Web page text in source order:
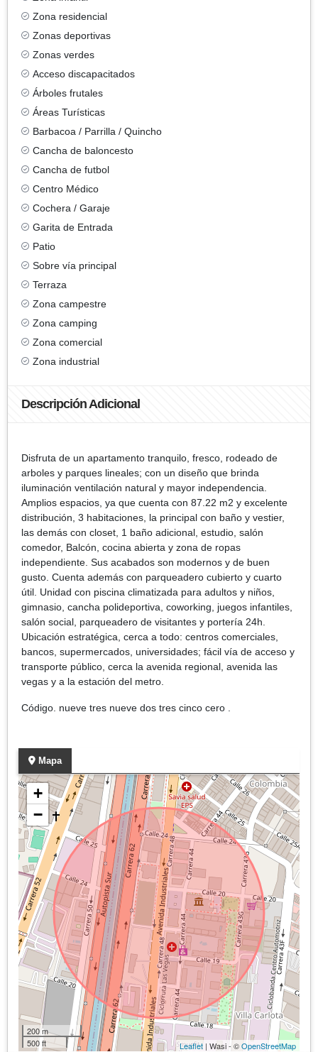
Zona residencial
Zonas deportivas
Zonas verdes
Acceso discapacitados
Árboles frutales
Áreas Turísticas
Barbacoa / Parrilla / Quincho
Cancha de baloncesto
Cancha de futbol
Centro Médico
Cochera / Garaje
Garita de Entrada
Patio
Sobre vía principal
Terraza
Zona campestre
Zona camping
Zona comercial
Zona industrial
Descripción Adicional
Disfruta de un apartamento tranquilo, fresco, rodeado de
arboles y parques lineales; con un diseño que brinda
iluminación ventilación natural y mayor independencia.
Amplios espacios, ya que cuenta con 87.22 m2 y excelente
distribución, 3 habitaciones, la principal con baño y vestier,
las demás con closet, 1 baño adicional, estudio, salón
comedor, Balcón, cocina abierta y zona de ropas
independiente. Sus acabados son modernos y de buen
gusto. Cuenta además con parqueadero cubierto y cuarto
útil. Unidad con piscina climatizada para adultos y niños,
gimnasio, cancha polideportiva, coworking, juegos infantiles,
salón social, parqueadero de visitantes y portería 24h.
Ubicación estratégica, cerca a todo: centros comerciales,
bancos, supermercados, universidades; fácil vía de acceso y
transporte público, cerca la avenida regional, avenida las
vegas y a la estación del metro.
Código. nueve tres nueve dos tres cinco cero .
Mapa
+
−
200 m
500 ft
Leaflet | Wasi - ©OpenStreetMap